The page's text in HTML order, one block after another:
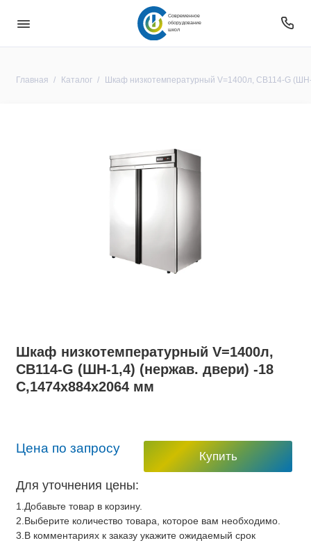
Современное
оборудование
школ
Главная Каталог Шкаф низкотемпературный V=1400л, CB114-G
Шкаф низкотемпературный V=1400л,
CB114-G (ШН-1,4) (нержав. двери) -18
С,1474х884х2064 мм
Цена по запросу
Купить
Для уточнения цены:
1.Добавьте товар в корзину.
2.Выберите количество товара, которое вам необходимо.
3.В комментариях к заказу укажите ожидаемый срок